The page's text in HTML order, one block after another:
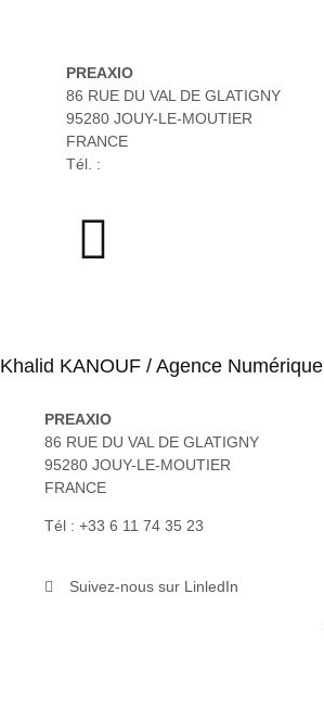
PREAXIO
86 RUE DU VAL DE GLATIGNY
95280 JOUY-LE-MOUTIER
FRANCE
Tél. :
KANOUF / Agence Numérique
PREAXIO
86 RUE DU VAL DE GLATIGNY
95280 JOUY-LE-MOUTIER
FRANCE
Tél : +33 6 11 74 35 23‬
Suivez-nous sur LinledIn